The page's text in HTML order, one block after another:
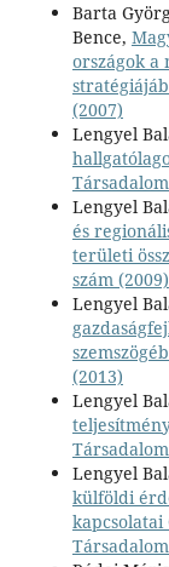
Barta
Bence,
országok a
(2007)
Lengyel
Lengyel
és
területi
szám (2009)
Lengyel
(2013)
Lengyel
Lengyel
külföldi
kapcsolatai